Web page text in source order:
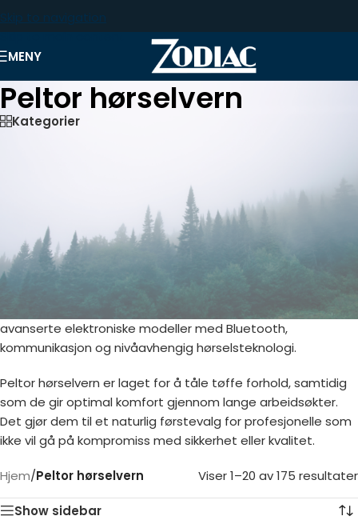
Skip to navigation
Skip to main content
MENY
Peltor hørselvern
Kategorier
brukere som trenger stabil og effektiv beskyttelse i
støyfylte miljøer – enten det er industri, bygg og anlegg,
skogbruk eller beredskapstjenester.
Med fokus på ergonomi, slitestyrke og moderne teknologi
kombinerer Peltor høy demping med brukervennlige
Serien omfatter alt fra klassiske passive øreklokker til
avanserte elektroniske modeller med Bluetooth,
kommunikasjon og nivåavhengig hørselsteknologi.
Peltor hørselvern er laget for å tåle tøffe forhold, samtidig
som de gir optimal komfort gjennom lange arbeidsøkter.
Det gjør dem til et naturlig førstevalg for profesjonelle som
ikke vil gå på kompromiss med sikkerhet eller kvalitet.
Hjem/Peltor hørselvern Viser 1–20 av 175 resultater
Show sidebar